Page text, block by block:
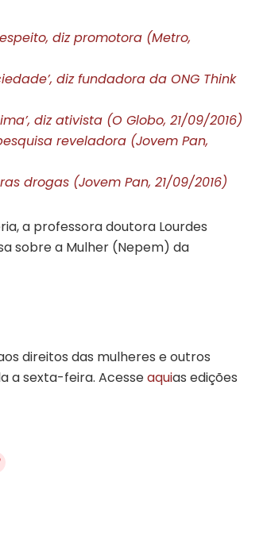
diz promotora (Metro,
diz fundadora da ONG Think
diz ativista (O Globo, 21/09/2016)
reveladora (Jovem Pan,
drogas (Jovem Pan, 21/09/2016)
a professora doutora Lourdes
sobre a Mulher (Nepem) da
direitos das mulheres e outros
a sexta-feira. Acesseaquias edições